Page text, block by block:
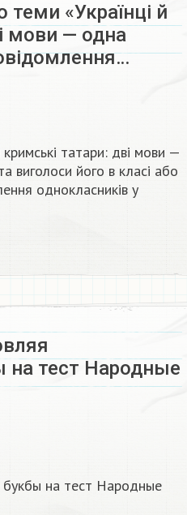
«Українці й
мови — одна
татари: дві мови —
виголоси його в класі або
однокласників у
тест Народные
на тест Народные